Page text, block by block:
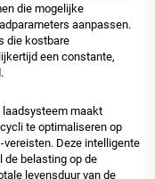
die mogelijke
aanpassen.
die kostbare
een constante,
laadsysteem maakt
te optimaliseren op
Deze intelligente
belasting op de
levensduur van de